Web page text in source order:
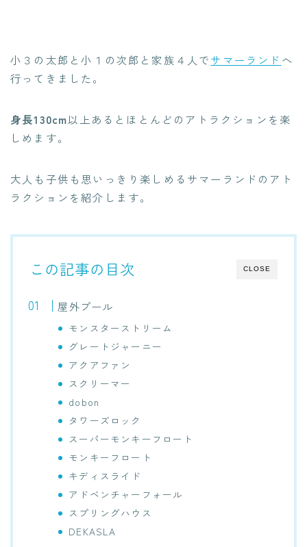
小３の太郎と小１の次郎と家族４人でサマーランド へ
行ってきました。
身長130cm以上あるとほとんどのアトラクションを楽
しめます。
大人も子供も思いっきり楽しめるサマーランドのアト
ラクションを紹介します。
CLOSE
この記事の目次
屋外プール
モンスターストリーム
グレートジャーニー
アクアファン
スクリーマー
dobon
タワーズロック
スーパーモンキーフロート
モンキーフロート
キディスライド
アドベンチャーフォール
スプリングハウス
DEKASLA